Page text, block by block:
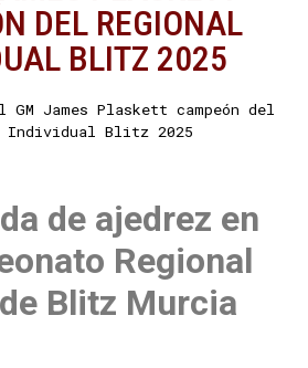
DEL REGIONAL
BLITZ 2025
GM James Plaskett campeón del
Individual Blitz 2025
de ajedrez en
Regional
Blitz Murcia